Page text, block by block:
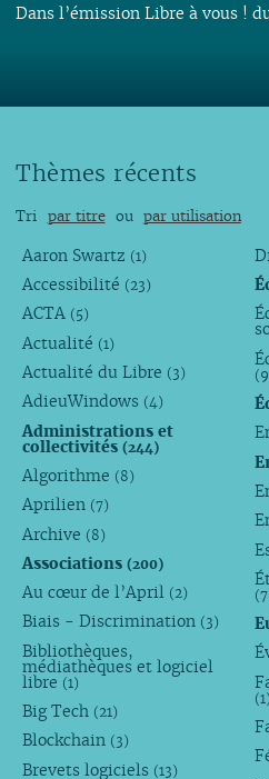
Dans l’émission Libre à vous !
Thèmes récents
Tri par titre ou par utilisation
Aaron Swartz (1)
Accessibilité (23)
ACTA (5)
Actualité (1)
Actualité du Libre (3)
AdieuWindows (4)
Administrations et
collectivités (244)
Algorithme (8)
Aprilien (7)
Archive (8)
Associations (200)
Au cœur de l’April (2)
Biais - Discrimination (3)
Bibliothèques,
médiathèques et logiciel
libre (1)
Big Tech (21)
Blockchain (3)
Brevets logiciels (13)
(1)